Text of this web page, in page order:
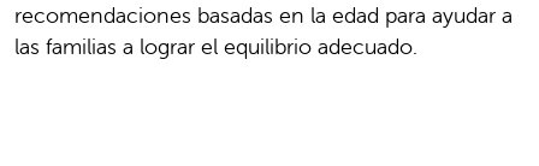
recomendaciones basadas en la edad para ayudar a
las familias a lograr el equilibrio adecuado.